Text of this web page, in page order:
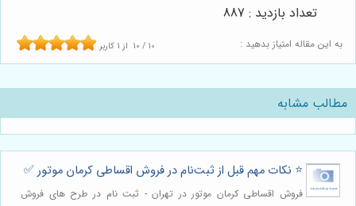
به این مقاله امتیاز بدهید : 10 / 10 از 1 کاربر
تعداد بازدید : 887
مطالب مشابه
⭐️ نکات مهم قبل از ثبت‌نام در فروش اقساطی کرمان موتور ✅
فروش اقساطی کرمان موتور در تهران - ثبت نام در طرح های فروش